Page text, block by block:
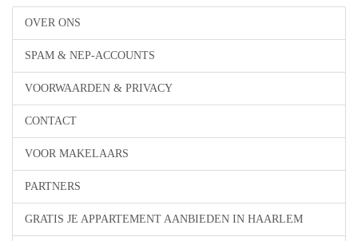
OVER ONS
SPAM & NEP-ACCOUNTS
VOORWAARDEN & PRIVACY
CONTACT
VOOR MAKELAARS
PARTNERS
GRATIS JE APPARTEMENT AANBIEDEN IN HAARLEM